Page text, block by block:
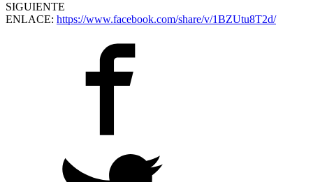
SIGUIENTE
ENLACE: https://www.facebook.com/share/v/1BZUtu8T2d/